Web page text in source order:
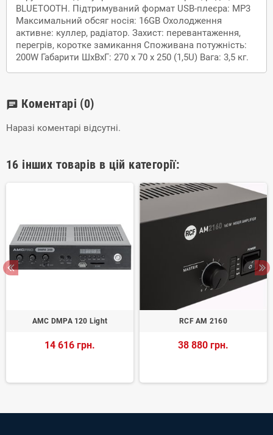
BLUETOOTH. Підтримуваний формат USB-плеєра: MP3
Максимальний обсяг носія: 16GB Охолодження
активне: куллер, радіатор. Захист: перевантаження,
перегрів, коротке замикання Споживана потужність:
200W Габарити ШхВхГ: 270 х 70 х 250 (1,5U) Вага: 3,5 кг.
chat Коментарі (0)
Наразі коментарі відсутні.
16 інших товарів в цій категорії:
AMC DMPA 120 Light
14 616 грн.
RCF AM 2160
38 880 грн.